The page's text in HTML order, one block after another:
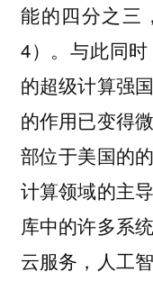
能的四分之三
4）。与此同
的超级计算强
的作用已变得
部位于美国的
计算领域的主
库中的许多系
云服务，人工